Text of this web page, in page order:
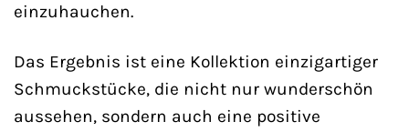
einzuhauchen.
Das Ergebnis ist eine Kollektion einzigartiger
Schmuckstücke, die nicht nur wunderschön
aussehen, sondern auch eine positive